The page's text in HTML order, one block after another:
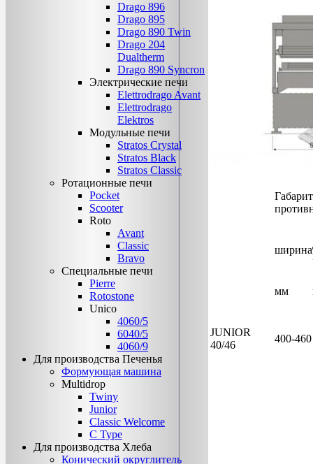
ширина
мм
JUNIOR
40/46
400-460
Drago 896
Drago 895
Drago 890 Twin
Drago 204
Dualtherm
Drago 890 Syncron
Электрические печи
Elettrodrago Avant
Elettrodrago
Elektros
Модульные печи
Stratos Crystal
Stratos Black
Stratos Classic
Ротационные печи
Pocket
Scooter
Roto
Avant
Classic
Bravo
Специальные печи
Pierre
Rotostone
Unico
4060/5
6040/5
4060/9
Для производства Печенья
Формующая машина
Multidrop
Twiny
Junior
Classic Welcome
C Type
Для производства Хлеба
Конический округлитель